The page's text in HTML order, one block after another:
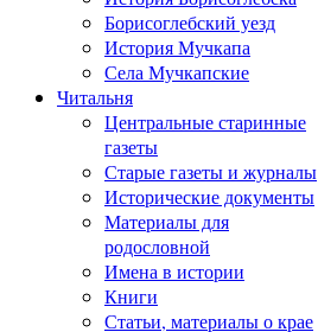
Борисоглебский уезд
История Мучкапа
Села Мучкапские
Читальня
Центральные старинные
газеты
Старые газеты и журналы
Исторические документы
Материалы для
родословной
Имена в истории
Книги
Статьи, материалы о крае